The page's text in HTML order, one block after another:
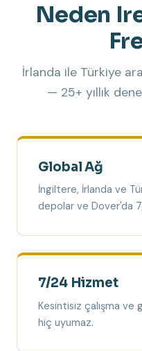
Neden
İrlanda ile Türkiye
— 25+ yıllık
Global Ağ
İngiltere, İrlanda ve
depolar ve Dover'da
7/24 Hizmet
Kesintisiz çalışma ve
hiç uyumaz.